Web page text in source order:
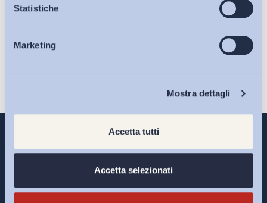
Statistiche
Marketing
Mostra dettagli
Accetta tutti
Accetta selezionati
Osservatori
Eventi
sulla pagina della
Infografiche